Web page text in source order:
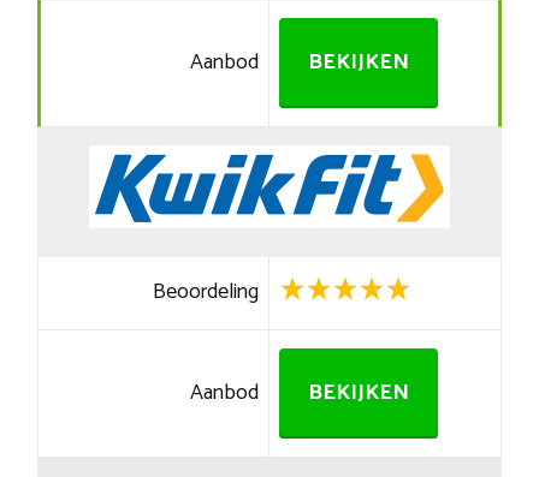
Aanbod BEKIJKEN
Beoordeling
Aanbod BEKIJKEN